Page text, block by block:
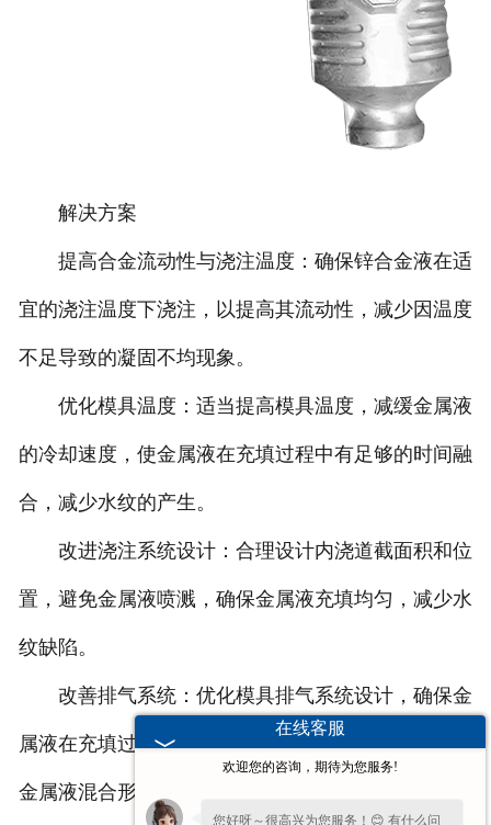
解决方案
提高合金流动性与浇注温度：确保锌合金液在适
宜的浇注温度下浇注，以提高其流动性，减少因温度
不足导致的凝固不均现象。
优化模具温度：适当提高模具温度，减缓金属液
的冷却速度，使金属液在充填过程中有足够的时间融
合，减少水纹的产生。
改进浇注系统设计：合理设计内浇道截面积和位
置，避免金属液喷溅，确保金属液充填均匀，减少水
纹缺陷。
改善排气系统：优化模具排气系统设计，确保金
属液在充填过程中产生的气体能够及时排出，避免与
金属液混合形成气孔和水纹。
在线客服
欢迎您的咨询，期待为您服务!
您好呀～很高兴为您服务！😊 有什么问